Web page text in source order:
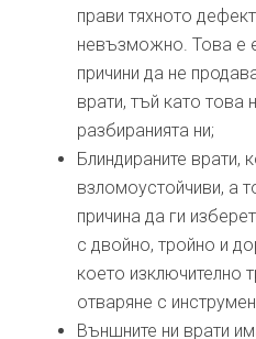
прави тяхното
невъзможно. Това е
причини да не
врати, тъй като това
разбиранията ни;
Блиндираните врати,
взломоустойчиви, а
причина да ги
с двойно, тройно и
което изключително
отваряне с
Външните ни врати